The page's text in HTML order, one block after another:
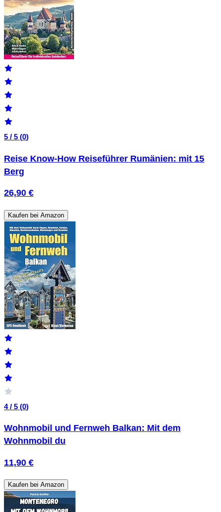
5 / 5 (0)
Reise Know-How Reiseführer Rumänien: mit 15
Berg
26,90 €
Kaufen bei Amazon
4 / 5 (0)
Wohnmobil und Fernweh Balkan: Mit dem
Wohnmobil du
11,90 €
Kaufen bei Amazon